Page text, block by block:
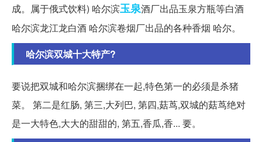
成。属于俄式饮料) 哈尔滨玉泉酒厂出品玉泉方瓶等白酒
哈尔滨龙江龙白酒 哈尔滨卷烟厂出品的各种香烟 哈尔。
哈尔滨双城十大特产?
要说把双城和哈尔滨捆绑在一起,特色第一的必须是杀猪
菜。 第二是红肠, 第三,大列巴, 第四,菇茑,双城的菇茑绝对
是一大特色,大大的甜甜的, 第五,香瓜,香... 要。